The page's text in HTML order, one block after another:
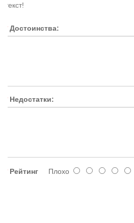
текст!
Достоинства:
Недостатки:
Рейтинг Плохо